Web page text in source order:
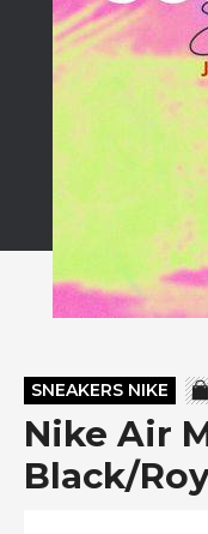
SNEAKERS NIKE
Nike Air
Black/